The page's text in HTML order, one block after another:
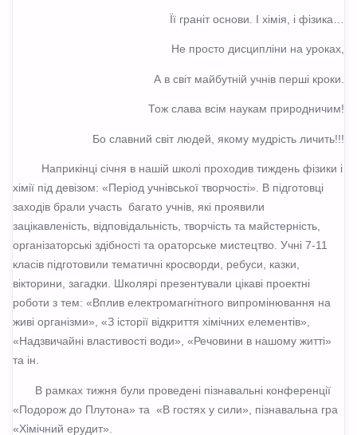
Її граніт основи. І хімія, і фізика…
Не просто дисципліни на уроках,
А в світ майбутній учнів перші кроки.
Тож слава всім наукам природничим!
Бо славний світ людей, якому мудрість личить!!!
Наприкінці січня в нашій школі проходив тиждень фізики і
хімії під девізом: «Період учнівської творчості». В підготовці
заходів брали участь багато учнів, які проявили
зацікавленість, відповідальність, творчість та майстерність,
організаторські здібності та ораторське мистецтво. Учні 7-11
класів підготовили тематичні кросворди, ребуси, казки,
вікторини, загадки. Школярі презентували цікаві проектні
роботи з тем: «Вплив електромагнітного випромінювання на
живі організми», «З історії відкриття хімічних елементів»,
«Надзвичайні властивості води», «Речовини в нашому житті»
та ін.
В рамках тижня були проведені пізнавальні конференції
«Подорож до Плутона» та «В гостях у сили», пізнавальна гра
«Хімічний ерудит».